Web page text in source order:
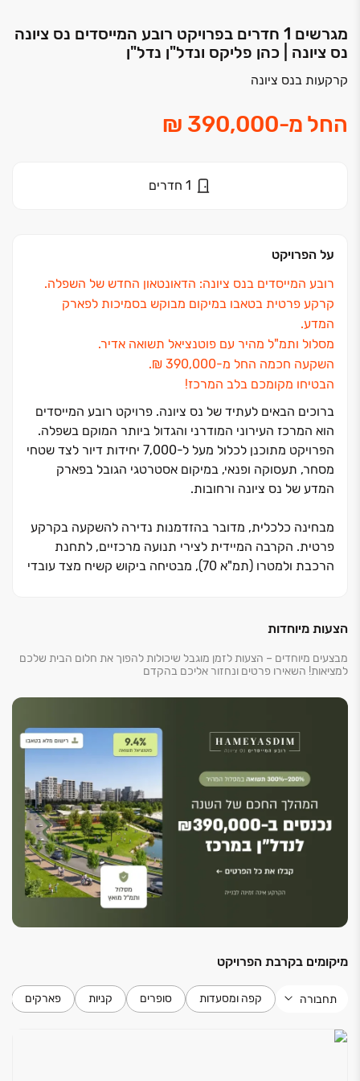
מגרשים 1 חדרים בפרויקט רובע המייסדים נס ציונה
נס ציונה | כהן פליקס ונדל"ן נדל"ן
קרקעות בנס ציונה
החל מ-
1 חדרים
על הפרויקט
רובע המייסדים בנס ציונה: הדאונטאון החדש של השפלה.
קרקע פרטית בטאבו במיקום מבוקש בסמיכות לפארק
המדע.
מסלול ותמ"ל מהיר עם פוטנציאל תשואה אדיר.
השקעה חכמה החל מ‏-‏390,000 ‏₪.
הבטיחו מקומכם בלב המרכז!
ברוכים הבאים לעתיד של נס ציונה. פרויקט רובע המייסדים
הוא המרכז העירוני המודרני והגדול ביותר המוקם בשפלה.
הפרויקט מתוכנן לכלול מעל ל‏-‏7,000 יחידות דיור לצד שטחי
מסחר, תעסוקה ופנאי, במיקום אסטרטגי הגובל בפארק
המדע של נס ציונה ורחובות.
מבחינה כלכלית, מדובר בהזדמנות נדירה להשקעה בקרקע
פרטית. הקרבה המיידית לצירי תנועה מרכזיים, לתחנת
הרכבת ולמטרו (תמ"א ‏70), מבטיחה ביקוש קשיח מצד עובדי
ניסיון של למעלה מ‏-‏50 שנה בייזום ובנייה. הרובע מתוכנן
כ"עיר חכמה" המשלבת עירוב שימושים יוצא דופן ‏– מגורים
לצד טבע, פארקים רחבי ידיים ומוסדות חינוך מתקדמים,
יתרונות מרכזיים:
✅ מסלול ותמ"ל מואץ: תוכנית תמ"ל מהיר המקצרת
משמעותית את לוחות הזמנים לאישור הבנייה.
✅ מיקום פריים לוקיישן: סמיכות לפארק המדע, קריית
ההייטק רחובות ומרכזי התעסוקה המובילים.
✅ נגישות תחבורתית מושלמת: קרבה לרכבת ישראל
ולתוכנית המטרו העתידית.
✅ קרקע פרטית בטאבו: רישום בעלות מלא המעניק ביטחון
ושקיפות מקסימלית למשקיע.
תעסוקה ופארקים ירוקים.
✅ גב יזמי חזק: שותפות של חברות ותיקות עם ניסיון מוכח
באלפי יחידות דיור בשפלה.
הצעות מיוחדות
מבצעים מיוחדים – הצעות לזמן מוגבל שיכולות להפוך את חלום הבית שלכם
למציאות! השאירו פרטים ונחזור אליכם בהקדם
מיקומים בקרבת הפרויקט
תחבורה קפה ומסעדות סופרים קניות פארקים